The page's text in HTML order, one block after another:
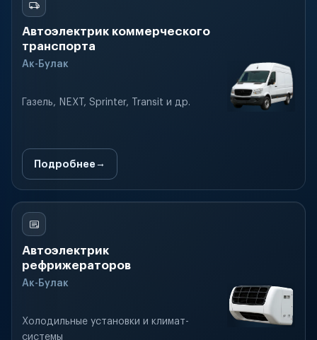
Автоэлектрик коммерческого
транспорта
Ак-Булак
Газель, NEXT, Sprinter, Transit и др.
Подробнее
Автоэлектрик
рефрижераторов
Ак-Булак
Холодильные установки и климат-
системы